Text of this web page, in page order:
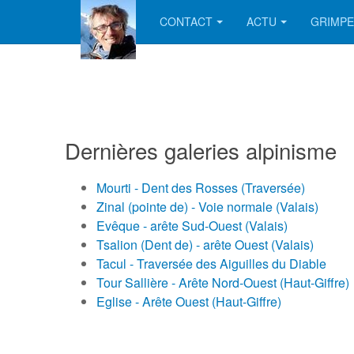
CONTACT ACTU GRIMPE
Dernières galeries alpinisme
Mourti - Dent des Rosses (Traversée)
Zinal (pointe de) - Voie normale (Valais)
Evêque - arête Sud-Ouest (Valais)
Tsalion (Dent de) - arête Ouest (Valais)
Tacul - Traversée des Aiguilles du Diable
Tour Sallière - Arête Nord-Ouest (Haut-Giffre)
Eglise - Arête Ouest (Haut-Giffre)